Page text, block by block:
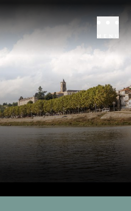
INCONTOURNABLES